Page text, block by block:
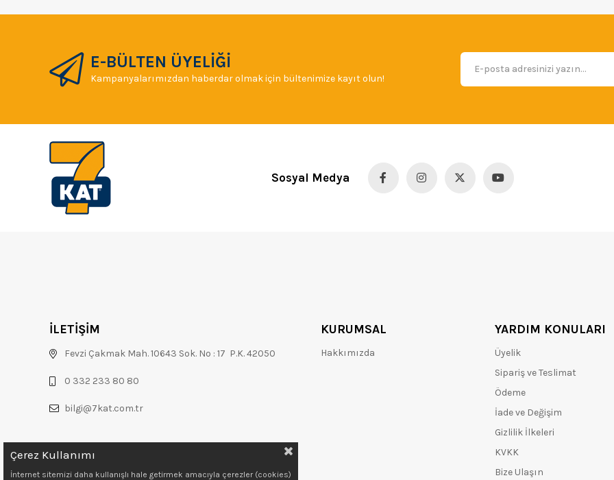
E-BÜLTEN ÜYELİĞİ
Kampanyalarımızdan haberdar olmak için bültenimize kayıt olun!
Sosyal Medya
İLETİŞİM
Fevzi Çakmak Mah. 10643 Sok. No : 17 P.K. 42050
0 332 233 80 80
bilgi@7kat.com.tr
KURUMSAL
Hakkımızda
YARDIM KONULARI
Üyelik
Sipariş ve Teslimat
Ödeme
İade ve Değişim
Gizlilik İlkeleri
KVKK
Bize Ulaşın
Çerez Kullanımı
İnternet sitemizi daha kullanışlı hale getirmek amacıyla çerezler (cookies)